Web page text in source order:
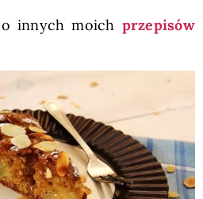
innych moich przepisów